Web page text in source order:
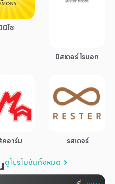
นิโซ
มิสเตอร์ โรบอท
คอาร์ม เรสเตอร์
ดูโปรโมชันทั้งหมด